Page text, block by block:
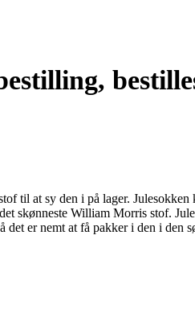
til at sy den i på lager.
skønneste William Morris stof.
er nemt at få pakker i den i den